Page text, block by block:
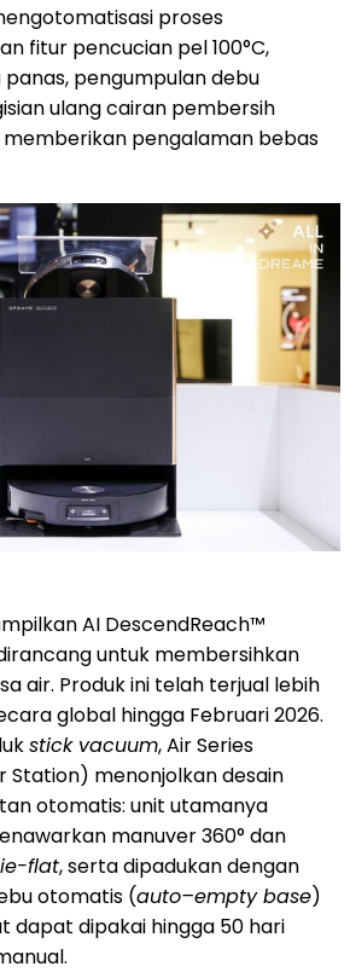
proses
fitur pencucian pel 100°C,
pengumpulan debu
ulang cairan pembersih
pengalaman bebas
AI DescendReach™
untuk membersihkan
air. Produk ini telah terjual lebih
global hingga Februari 2026.
stick vacuum, Air Series
Station) menonjolkan desain
otomatis: unit utamanya
manuver 360° dan
flat, serta dipadukan dengan
otomatis (auto–empty base)
dapat dipakai hingga 50 hari